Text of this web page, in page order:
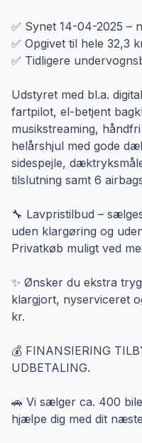
✅ Synet 14-04-2025 –
✅ Opgivet til hele 32,3
✅ Tidligere
Udstyret med bl.a.
fartpilot, el-betjent
musikstreaming,
helårshjul med gode
sidespejle,
tilslutning samt 6
🔧 Lavpristilbud –
uden klargøring og
Privatkøb muligt ved
✨ Ønsker du ekstra
klargjort, nyserviceret
kr.
💰 FINANSIERING
UDBETALING.
🚗 Vi sælger ca. 400
hjælpe dig med dit